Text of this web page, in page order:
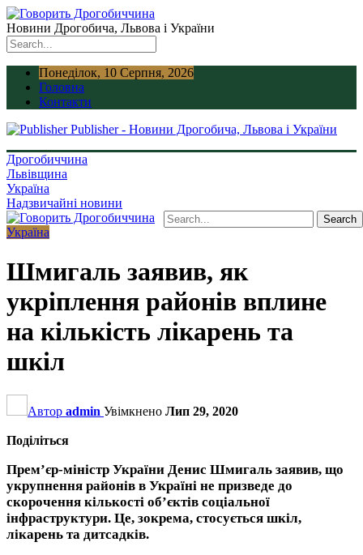
Новини Дрогобича, Львова і України
Понеділок, 10 Серпня, 2026
Головна
Контакти
Publisher - Новини Дрогобича, Львова і України
Дрогобиччина
Львівщина
Україна
Надзвичайні новини
Україна
Шмигаль заявив, як
укріплення районів вплине
на кількість лікарень та
шкіл
Автор admin Увімкнено Лип 29, 2020
Поділіться
Прем’єр-міністр України Денис Шмигаль заявив, що
укрупнення районів в Україні не призведе до
скорочення кількості об’єктів соціальної
інфраструктури. Це, зокрема, стосується шкіл,
лікарень та дитсадків.